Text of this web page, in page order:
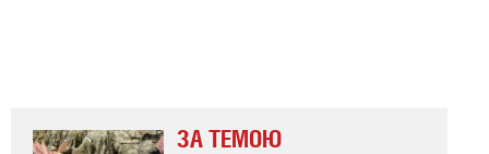
ЗА ТЕМОЮ